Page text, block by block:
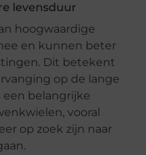
levensduur
hoogwaardige
en kunnen beter
Dit betekent
op de lange
belangrijke
vooral
op zoek zijn naar